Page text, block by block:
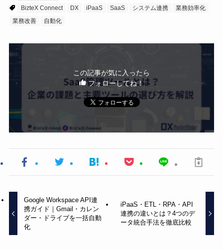
BizteX Connect
DX iPaaS SaaS システム連携
業務効率化
業務改善
自動化
この記事が気に入ったら
フォローしてね！
Google Workspace API連
携ガイド｜Gmail・カレン
ダー・ドライブを一括自動
化
iPaaS・ETL・RPA・API
連携の違いとは？4つのデ
ータ統合手法を徹底比較